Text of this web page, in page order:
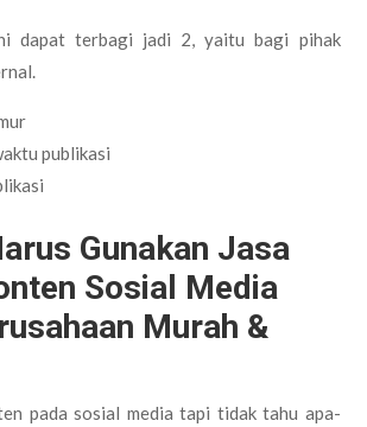
dapat terbagi jadi 2, yaitu bagi pihak
publikasi
Gunakan Jasa
Sosial Media
Murah &
pada sosial media tapi tidak tahu apa-